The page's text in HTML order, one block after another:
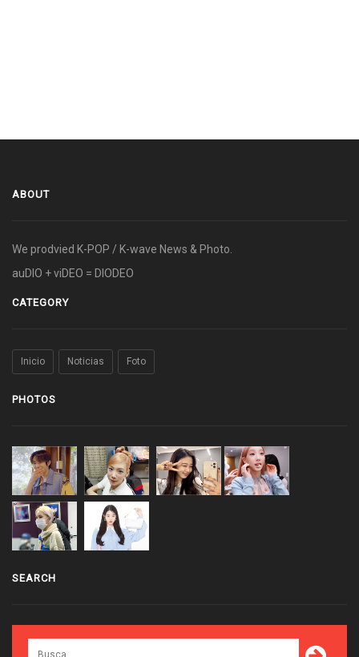
ABOUT
We prodvied K-POP / K-wave News & Photo.
auDIO + viDEO = DIODEO
CATEGORY
Inicio Noticias Foto
PHOTOS
SEARCH